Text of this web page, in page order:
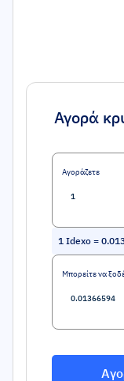
Αγορά
Αγοράζετε
1 Idexo =
Μπορείτε να